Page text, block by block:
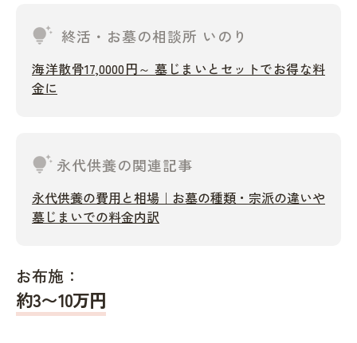
tips_and_updates 終活・お墓の相談所 いのり
海洋散骨17,0000円～ 墓じまいとセットでお得な料
金に
tips_and_updates 永代供養の関連記事
永代供養の費用と相場｜お墓の種類・宗派の違いや
墓じまいでの料金内訳
お布施：
約3〜10万円